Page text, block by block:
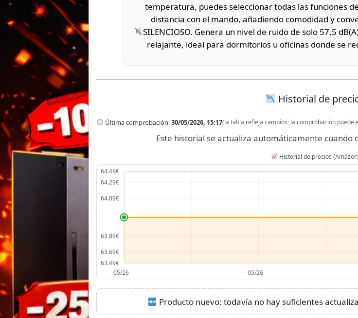
temperatura, puedes seleccionar todas las funciones
distancia con el mando, añadiendo comodidad y
SILENCIOSO. Genera un nivel de ruido de solo 57,5
relajante, ideal para dormitorios u oficinas donde se
Historial de
Última comprobación:30/05/2026, 15:17(la tabla refleja cambios; la comprobación puede
Este historial se actualiza automáticamente cuando
Historial de precios
Producto nuevo: todavía no hay suficientes